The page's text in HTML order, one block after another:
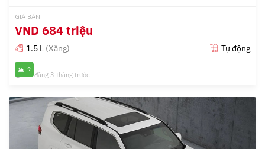
9
GIÁ BÁN
VND 684 triệu
1.5 L (Xăng) Tự động
Đã đăng 3 tháng trước